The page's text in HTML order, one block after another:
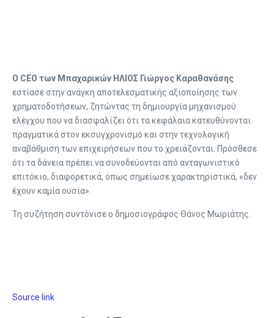
Ο CEO των Μπαχαρικών ΗΛΙΟΣ Γιώργος Καραθανάσης
εστίασε στην ανάγκη αποτελεσματικής αξιοποίησης των
χρηματοδοτήσεων, ζητώντας τη δημιουργία μηχανισμού
ελέγχου που να διασφαλίζει ότι τα κεφάλαια κατευθύνονται
πραγματικά στον εκσυγχρονισμό και στην τεχνολογική
αναβάθμιση των επιχειρήσεων που το χρειάζονται. Πρόσθεσε
ότι τα δάνεια πρέπει να συνοδεύονται από ανταγωνιστικό
επιτόκιο, διαφορετικά, όπως σημείωσε χαρακτηριστικά, «δεν
έχουν καμία ουσία».
Τη συζήτηση συντόνισε ο δημοσιογράφος Θάνος Μωριάτης.
Source link